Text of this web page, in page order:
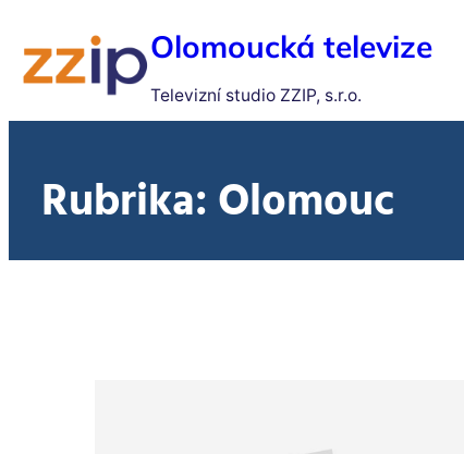
Olomoucká televize
Televizní studio ZZIP, s.r.o.
Rubrika:Olomouc